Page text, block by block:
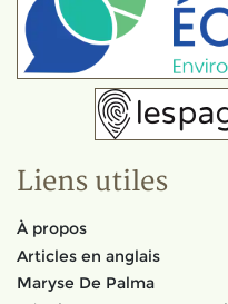
Liens utiles
À propos
Articles en anglais
Maryse De Palma